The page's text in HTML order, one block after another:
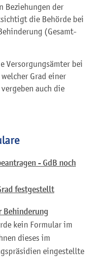
Beziehungen der
die Behörde bei
(Gesamt-
Versorgungsämter bei
Grad einer
auch die
- GdB noch
festgestellt
Behinderung
kein Formular im
dieses im
eingestellte